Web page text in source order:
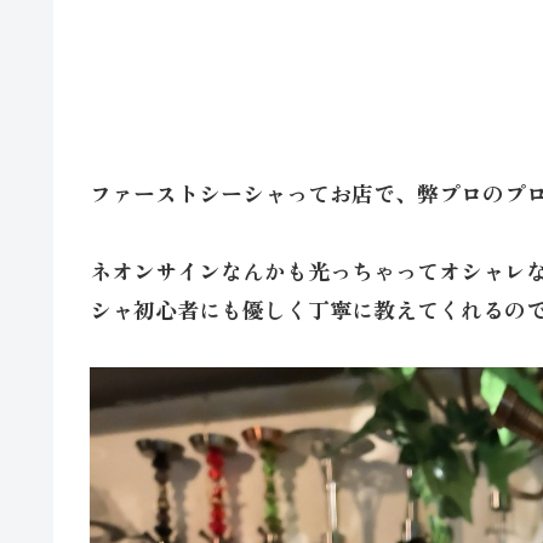
ファーストシーシャってお店で、弊プロのプ
ネオンサインなんかも光っちゃってオシャレ
シャ初心者にも優しく丁寧に教えてくれるの